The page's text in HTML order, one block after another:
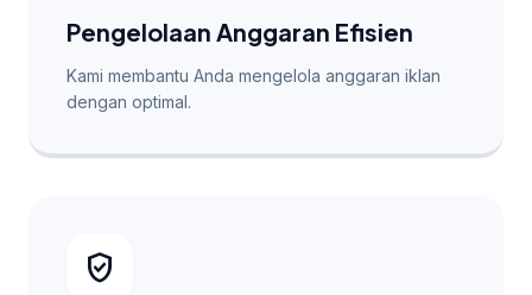
Pengelolaan Anggaran Efisien
Kami membantu Anda mengelola anggaran iklan
dengan optimal.
verified_user